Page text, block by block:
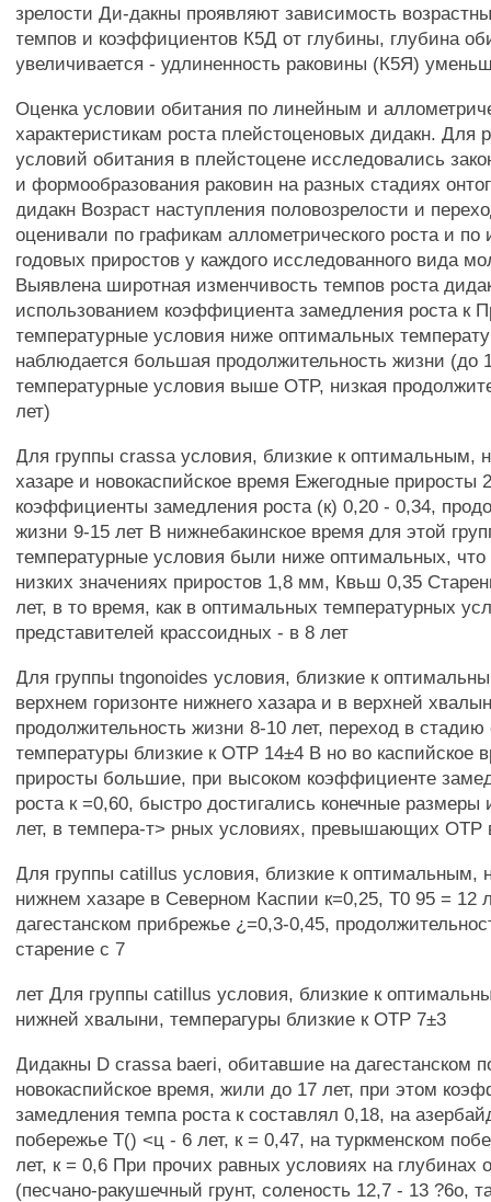
зрелости Ди-дакны проявляют зависимость
темпов и коэффициентов К5Д от глубины, глубина
увеличивается - удлиненность раковины (К5Я)
Оценка условии обитания по линейным и
характеристикам роста плейстоценовых дидакн. Для
условий обитания в плейстоцене исследовались
и формообразования раковин на разных стадиях
дидакн Возраст наступления половозрелости и
оценивали по графикам аллометрического роста и
годовых приростов у каждого исследованного вида
Выявлена широтная изменчивость темпов роста
использованием коэффициента замедления роста к
температурные условия ниже оптимальных
наблюдается большая продолжительность жизни (до
температурные условия выше OTP, низкая
лет)
Для группы crassa условия, близкие к оптимальным,
хазаре и новокаспийское время Ежегодные приросты
коэффициенты замедления роста (к) 0,20 - 0,34,
жизни 9-15 лет В нижнебакинское время для этой
температурные условия были ниже оптимальных, что
низких значениях приростов 1,8 мм, Квьш 0,35
лет, в то время, как в оптимальных температурных
представителей крассоидных - в 8 лет
Для группы tngonoides условия, близкие к
верхнем горизонте нижнего хазара и в верхней
продолжительность жизни 8-10 лет, переход в стадию
температуры близкие к OTP 14±4 В но во каспийское
приросты большие, при высоком коэффициенте
роста к =0,60, быстро достигались конечные размеры
лет, в темпера-т> рных условиях, превышающих OTP
Для группы catillus условия, близкие к оптимальным,
нижнем хазаре в Северном Каспии к=0,25, Т0 95 = 12
дагестанском прибрежье ¿=0,3-0,45,
старение с 7
лет Для группы catillus условия, близкие к
нижней хвалыни, темперагуры близкие к OTP 7±3
Дидакны D crassa baeri, обитавшие на дагестанском
новокаспийское время, жили до 17 лет, при этом
замедления темпа роста к составлял 0,18, на
побережье Т() <ц - 6 лет, к = 0,47, на туркменском
лет, к = 0,6 При прочих равных условиях на глубинах
(песчано-ракушечный грунт, соленость 12,7 - 13 ?6о,